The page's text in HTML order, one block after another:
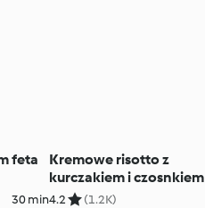
feta
30 min
Kremowe risotto z
kurczakiem i czosnkiem
4.2 (1.2K)